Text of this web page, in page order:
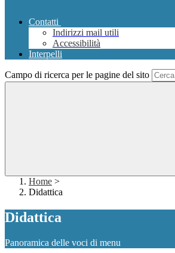
Contatti
Indirizzi mail utili
Accessibilità
Interpelli
Campo di ricerca per le pagine del sito
Home >
Didattica
Didattica
Panoramica delle voci di menu